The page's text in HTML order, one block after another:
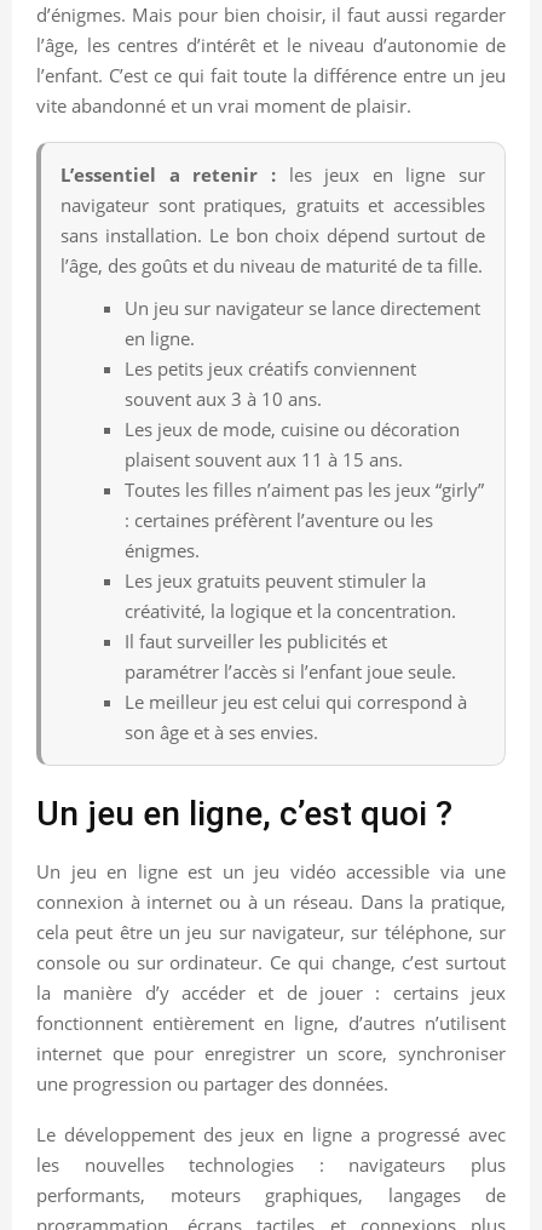
d’énigmes. Mais pour bien choisir, il faut aussi regarder
l’âge, les centres d’intérêt et le niveau d’autonomie de
l’enfant. C’est ce qui fait toute la différence entre un jeu
vite abandonné et un vrai moment de plaisir.
L’essentiel a retenir :les jeux en ligne sur
navigateur sont pratiques, gratuits et accessibles
sans installation. Le bon choix dépend surtout de
l’âge, des goûts et du niveau de maturité de ta fille.
Un jeu sur navigateur se lance directement
en ligne.
Les petits jeux créatifs conviennent
souvent aux 3 à 10 ans.
Les jeux de mode, cuisine ou décoration
plaisent souvent aux 11 à 15 ans.
Toutes les filles n’aiment pas les jeux “girly”
: certaines préfèrent l’aventure ou les
énigmes.
Les jeux gratuits peuvent stimuler la
créativité, la logique et la concentration.
Il faut surveiller les publicités et
paramétrer l’accès si l’enfant joue seule.
Le meilleur jeu est celui qui correspond à
son âge et à ses envies.
Un jeu en ligne, c’est quoi ?
Un jeu en ligne est un jeu vidéo accessible via une
connexion à internet ou à un réseau. Dans la pratique,
cela peut être un jeu sur navigateur, sur téléphone, sur
console ou sur ordinateur. Ce qui change, c’est surtout
la manière d’y accéder et de jouer : certains jeux
fonctionnent entièrement en ligne, d’autres n’utilisent
internet que pour enregistrer un score, synchroniser
une progression ou partager des données.
Le développement des jeux en ligne a progressé avec
les nouvelles technologies : navigateurs plus
performants, moteurs graphiques, langages de
programmation, écrans tactiles et connexions plus